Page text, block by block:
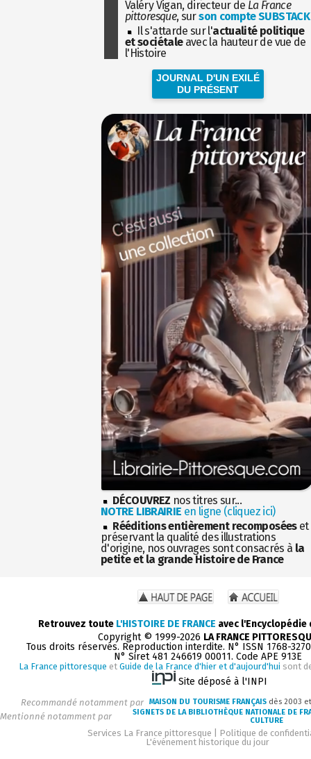
Valéry Vigan, directeur de La France
pittoresque, surson compte SUBSTACK
Il s'attarde sur l'actualité politique
et sociétaleavec la hauteur de vue de
l'Histoire
JOURNAL D'UN EXILÉ
DU PRÉSENT
DÉCOUVREZ nos titres sur...
NOTRE LIBRAIRIE en ligne (cliquez ici)
Rééditions entièrement recomposéeset
préservant la qualité des illustrations
d'origine, nos ouvrages sont consacrés à la
petite et la grande Histoire de France
Retrouvez toute L'HISTOIRE DE FRANCE avec
Copyright © 1999-2026 LA FRANCE
Tous droits réservés. Reproduction interdite. N° ISSN 1768-
N° Siret 481 246619 00011. Code APE 913E
La France pittoresque et Guide de la France d'hier et d'aujourd'hui sont
Site déposé à l'INPI
Recommandé notamment par MAISON DU TOURISME FRANÇAIS dès 2003
Mentionné notamment par
SIGNETS DE LA BIBLIOTHÈQUE NATIONALE DE
CULTURE
Services La France pittoresque
Politique de
L'événement historique du jour